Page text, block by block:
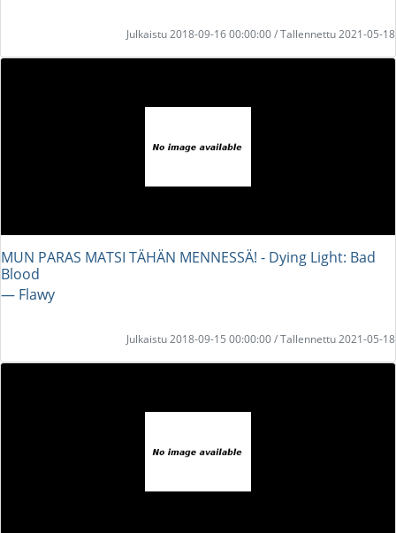
Julkaistu 2018-09-16 00:00:00 / Tallennettu 2021-05-18
MUN PARAS MATSI TÄHÄN MENNESSÄ! - Dying Light: Bad
Blood
― Flawy
Julkaistu 2018-09-15 00:00:00 / Tallennettu 2021-05-18